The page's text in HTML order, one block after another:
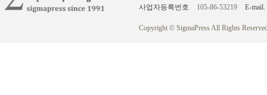
사업자등록번호
105-86-53219 E-mail.
Copyright © SigmaPress All Rights